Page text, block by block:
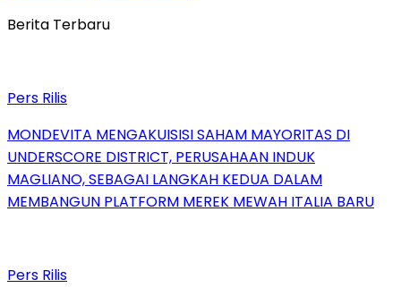
Berita Terbaru
Pers Rilis
MONDEVITA MENGAKUISISI SAHAM MAYORITAS DI
UNDERSCORE DISTRICT, PERUSAHAAN INDUK
MAGLIANO, SEBAGAI LANGKAH KEDUA DALAM
MEMBANGUN PLATFORM MEREK MEWAH ITALIA BARU
Pers Rilis